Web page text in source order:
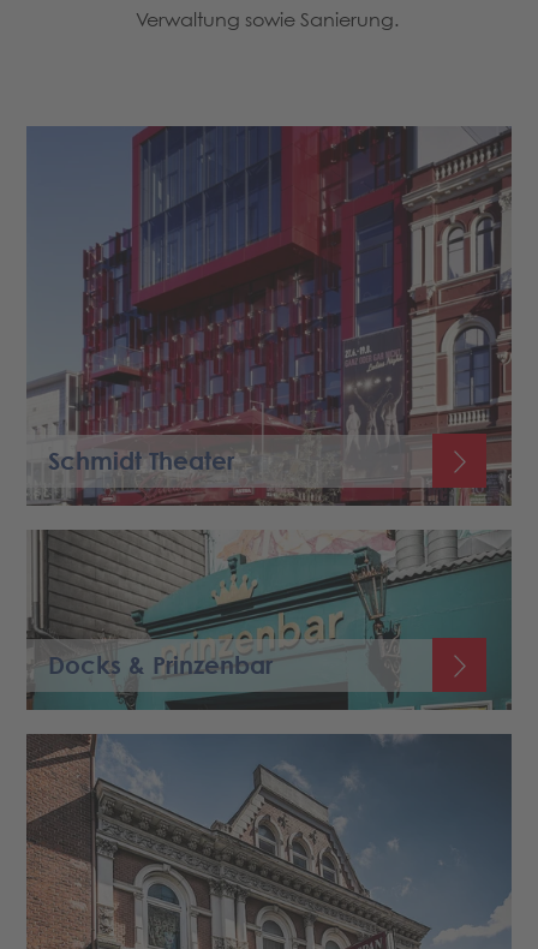
Verwaltung sowie Sanierung.
Schmidt Theater
Docks & Prinzenbar